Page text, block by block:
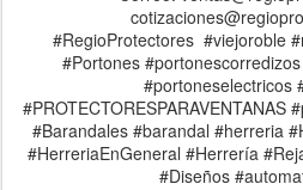
#RegioProtectores #viejoroble
#Portones
#portoneselectricos
#PROTECTORESPARAVENTANAS
#Barandales #barandal #herreria
#HerreriaEnGeneral #Herrería
#Diseños